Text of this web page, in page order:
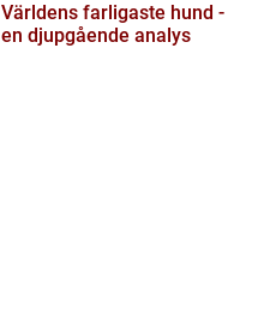
Världens farligaste hund -
en djupgående analys